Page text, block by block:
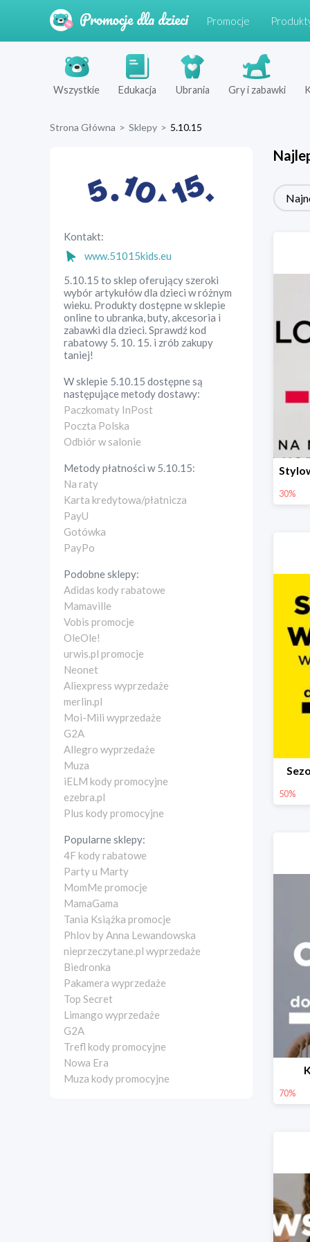
Promocje
Wszystkie Edukacja Ubrania Gry i zabawki
Strona Główna > Sklepy > 5.10.15
Kontakt:
www.51015kids.eu
5.10.15 to sklep oferujący szeroki
wybór artykułów dla dzieci w różnym
wieku. Produkty dostępne w sklepie
online to ubranka, buty, akcesoria i
zabawki dla dzieci. Sprawdź kod
rabatowy 5. 10. 15. i zrób zakupy
taniej!
W sklepie 5.10.15 dostępne są
następujące metody dostawy:
Paczkomaty InPost
Poczta Polska
Odbiór w salonie
Metody płatności w5.10.15:
Na raty
Karta kredytowa/płatnicza
PayU
Gotówka
PayPo
Podobne sklepy:
Adidas kody rabatowe
Mamaville
Vobis promocje
OleOle!
urwis.pl promocje
Neonet
Aliexpress wyprzedaże
merlin.pl
Moi-Mili wyprzedaże
G2A
Allegro wyprzedaże
Muza
iELM kody promocyjne
ezebra.pl
Plus kody promocyjne
Popularne sklepy:
4F kody rabatowe
Party u Marty
MomMe promocje
MamaGama
Tania Książka promocje
Phlov by Anna Lewandowska
nieprzeczytane.pl wyprzedaże
Biedronka
Pakamera wyprzedaże
Top Secret
Limango wyprzedaże
G2A
Trefl kody promocyjne
Nowa Era
Muza kody promocyjne
30%
50%
70%